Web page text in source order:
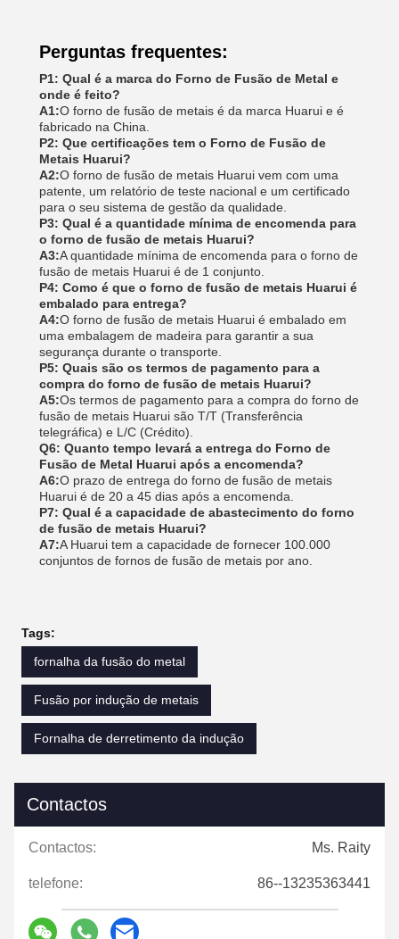
Perguntas frequentes:
P1: Qual é a marca do Forno de Fusão de Metal e
onde é feito?
A1:O forno de fusão de metais é da marca Huarui e é
fabricado na China.
P2: Que certificações tem o Forno de Fusão de
Metais Huarui?
A2:O forno de fusão de metais Huarui vem com uma
patente, um relatório de teste nacional e um certificado
para o seu sistema de gestão da qualidade.
P3: Qual é a quantidade mínima de encomenda para
o forno de fusão de metais Huarui?
A3:A quantidade mínima de encomenda para o forno de
fusão de metais Huarui é de 1 conjunto.
P4: Como é que o forno de fusão de metais Huarui é
embalado para entrega?
A4:O forno de fusão de metais Huarui é embalado em
uma embalagem de madeira para garantir a sua
segurança durante o transporte.
P5: Quais são os termos de pagamento para a
compra do forno de fusão de metais Huarui?
A5:Os termos de pagamento para a compra do forno de
fusão de metais Huarui são T/T (Transferência
telegráfica) e L/C (Crédito).
Q6: Quanto tempo levará a entrega do Forno de
Fusão de Metal Huarui após a encomenda?
A6:O prazo de entrega do forno de fusão de metais
Huarui é de 20 a 45 dias após a encomenda.
P7: Qual é a capacidade de abastecimento do forno
de fusão de metais Huarui?
A7:A Huarui tem a capacidade de fornecer 100.000
conjuntos de fornos de fusão de metais por ano.
Tags:
fornalha da fusão do metal
Fusão por indução de metais
Fornalha de derretimento da indução
Contactos
Contactos: Ms. Raity
telefone: 86--13235363441